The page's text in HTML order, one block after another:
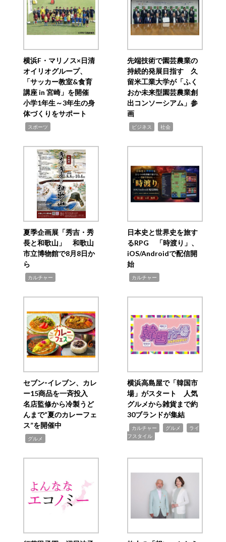
横浜F・マリノス×日清
オイリオグループ、
「サッカー教室&食育
講座 in 宮崎」を開催
小学1年生～3年生の身
体づくりをサポート
スポーツ
先端技術で園芸農業の
持続的発展目指す 久
留米工業大学が「ふく
おか未来型園芸農業創
出コンソーシアム」参
画
ビジネス 社会
夏季企画展「秀吉・秀
長と和歌山」 和歌山
市立博物館で8月8日か
ら
カルチャー
日本史と世界史を旅す
るRPG 「時渡り」、
iOS/Androidで配信開
始
カルチャー
セブン‐イレブン、カレ
ー15商品を一斉投入
名店監修から冷製うど
んまで“夏のカレーフェ
ス”を開催中
グルメ
横浜高島屋で「韓国市
場」がスタート 人気
グルメから雑貨まで約
30ブランドが集結
カルチャー グルメ
ライ
フスタイル